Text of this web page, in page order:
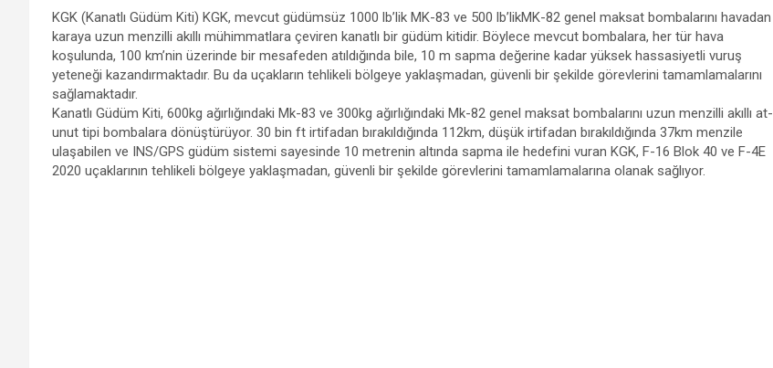
KGK (Kanatlı Güdüm Kiti) KGK, mevcut güdümsüz 1000 lb’lik MK-83 ve 500 lb’likMK-82 genel maksat bombalarını havadan
karaya uzun menzilli akıllı mühimmatlara çeviren kanatlı bir güdüm kitidir. Böylece mevcut bombalara, her tür hava
koşulunda, 100 km’nin üzerinde bir mesafeden atıldığında bile, 10 m sapma değerine kadar yüksek hassasiyetli vuruş
yeteneği kazandırmaktadır. Bu da uçakların tehlikeli bölgeye yaklaşmadan, güvenli bir şekilde görevlerini tamamlamalarını
sağlamaktadır.
Kanatlı Güdüm Kiti, 600kg ağırlığındaki Mk-83 ve 300kg ağırlığındaki Mk-82 genel maksat bombalarını uzun menzilli akıllı at-
unut tipi bombalara dönüştürüyor. 30 bin ft irtifadan bırakıldığında 112km, düşük irtifadan bırakıldığında 37km menzile
ulaşabilen ve INS/GPS güdüm sistemi sayesinde 10 metrenin altında sapma ile hedefini vuran KGK, F-16 Blok 40 ve F-4E
2020 uçaklarının tehlikeli bölgeye yaklaşmadan, güvenli bir şekilde görevlerini tamamlamalarına olanak sağlıyor.